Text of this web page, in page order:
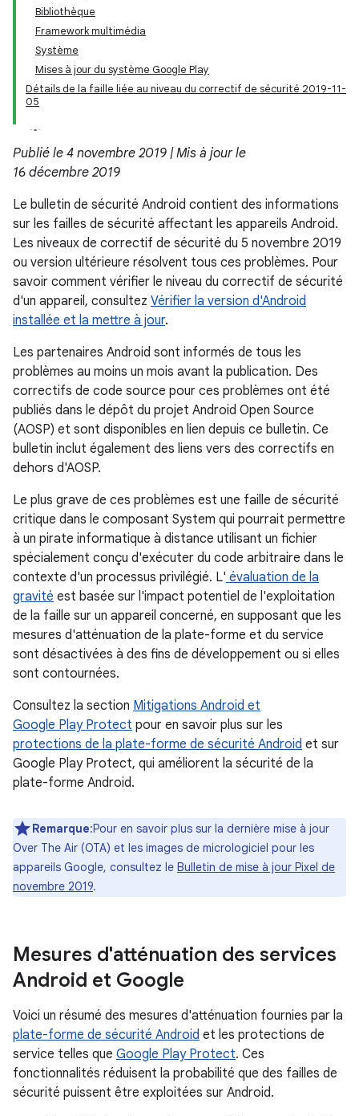
Bibliothèque
Framework multimédia
Système
Mises à jour du système Google Play
Détails de la faille liée au niveau du correctif de sécurité 2019-11-
05
Publié le 4 novembre 2019 | Mis à jour le
16 décembre 2019
Le bulletin de sécurité Android contient des informations
sur les failles de sécurité affectant les appareils Android.
Les niveaux de correctif de sécurité du 5 novembre 2019
ou version ultérieure résolvent tous ces problèmes. Pour
savoir comment vérifier le niveau du correctif de sécurité
d'un appareil, consultez Vérifier la version d'Android
installée et la mettre à jour.
Les partenaires Android sont informés de tous les
problèmes au moins un mois avant la publication. Des
correctifs de code source pour ces problèmes ont été
publiés dans le dépôt du projet Android Open Source
(AOSP) et sont disponibles en lien depuis ce bulletin. Ce
bulletin inclut également des liens vers des correctifs en
dehors d'AOSP.
Le plus grave de ces problèmes est une faille de sécurité
critique dans le composant System qui pourrait permettre
à un pirate informatique à distance utilisant un fichier
spécialement conçu d'exécuter du code arbitraire dans le
contexte d'un processus privilégié. L' évaluation de la
gravité est basée sur l'impact potentiel de l'exploitation
de la faille sur un appareil concerné, en supposant que les
mesures d'atténuation de la plate-forme et du service
sont désactivées à des fins de développement ou si elles
sont contournées.
Consultez la section Mitigations Android et
Google Play Protect pour en savoir plus sur les
protections de la plate-forme de sécurité Android et sur
Google Play Protect, qui améliorent la sécurité de la
plate-forme Android.
Remarque:Pour en savoir plus sur la dernière mise à jour
Over The Air (OTA) et les images de micrologiciel pour les
appareils Google, consultez le Bulletin de mise à jour Pixel de
novembre 2019.
Mesures d'atténuation des services
Android et Google
Voici un résumé des mesures d'atténuation fournies par la
plate-forme de sécurité Android et les protections de
service telles que Google Play Protect. Ces
fonctionnalités réduisent la probabilité que des failles de
sécurité puissent être exploitées sur Android.